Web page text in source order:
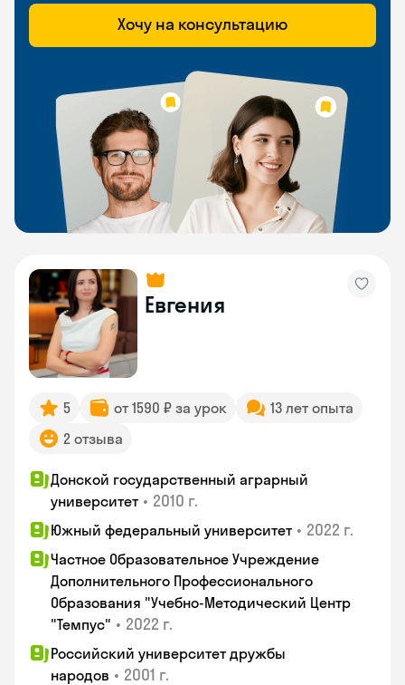
Хочу на консультацию
Евгения
5 от 1590 ₽ за урок
13 лет опыта
2 отзыва
Донской государственный аграрный
университет • 2010 г.
Южный федеральный университет • 2022 г.
Частное Образовательное Учреждение
Дополнительного Профессионального
Образования "Учебно-Методический Центр
"Темпус" • 2022 г.
Российский университет дружбы
народов • 2001 г.